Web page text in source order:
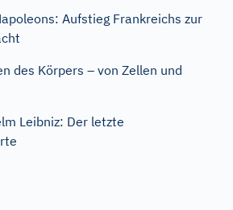
Aufstieg Frankreichs zur
des Körpers – von Zellen und
Leibniz: Der letzte